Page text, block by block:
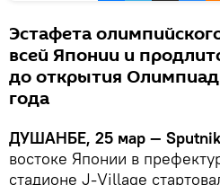
Эстафета
всей Японии и
до открытия
года
ДУШАНБЕ, 25 мар —
востоке Японии в
стадионе J-Village